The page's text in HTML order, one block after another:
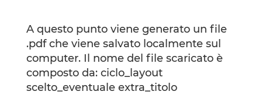
A questo punto viene generato un file
.pdf che viene salvato localmente sul
computer. Il nome del file scaricato è
composto da: ciclo_layout
scelto_eventuale extra_titolo